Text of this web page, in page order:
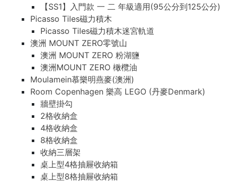
【SS1】入門款 一 二 年級適用(95公分到125公分)
Picasso Tiles磁力積木
Picasso Tiles磁力積木迷宮軌道
澳洲 MOUNT ZERO零號山
澳洲 MOUNT ZERO 粉湖鹽
澳洲MOUNT ZERO 橄欖油
Moulamein慕樂明燕麥(澳洲)
Room Copenhagen 樂高 LEGO (丹麥Denmark)
牆壁掛勾
2格收納盒
4格收納盒
8格收納盒
收納三層架
桌上型4格抽屜收納箱
桌上型8格抽屜收納箱